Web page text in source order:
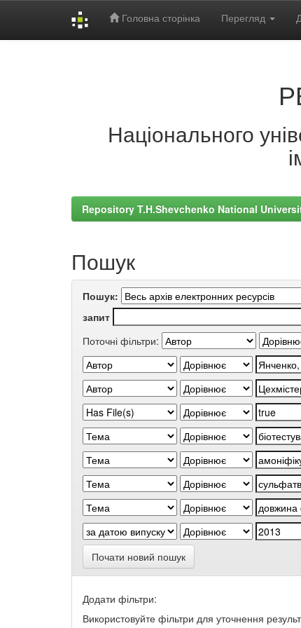
Головна сторінка Перегляд
Національного
Repository T.H.Shevchenko National
Пошук
Пошук:
запит
Поточні фільтри:
Почати новий пошук
Додати фільтри:
Використовуйте фільтри для уточнення